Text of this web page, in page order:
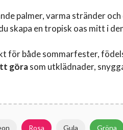
palmer, varma stränder
skapa en tropisk oas mitt i
för både sommarfester,
görasom utklädnader,
Rosa Gula Gröna